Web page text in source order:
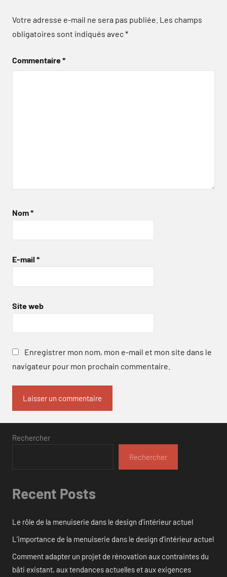
Votre adresse e-mail ne sera pas publiée. Les champs
obligatoires sont indiqués avec*
Commentaire*
Nom*
E-mail *
Site web
Enregistrer mon nom, mon e-mail et mon site dans le
navigateur pour mon prochain commentaire.
Rechercher
Rechercher
Recent Posts
Le rôle de la menuiserie dans le design d’intérieur actuel
L’importance de la menuiserie dans le design d’intérieur actuel
Comment adapter un projet de rénovation aux contraintes du
bâti existant, aux tendances actuelles et aux exigences